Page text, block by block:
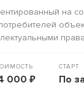
на
000 ₽
СТАРТ
По